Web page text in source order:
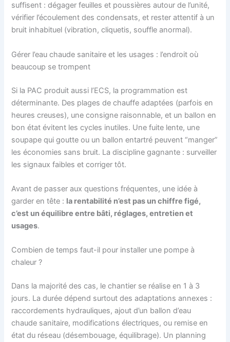
suffisent : dégager feuilles et poussières autour de l’unité,
vérifier l’écoulement des condensats, et rester attentif à un
bruit inhabituel (vibration, cliquetis, souffle anormal).
Gérer l’eau chaude sanitaire et les usages : l’endroit où
beaucoup se trompent
Si la PAC produit aussi l’ECS, la programmation est
déterminante. Des plages de chauffe adaptées (parfois en
heures creuses), une consigne raisonnable, et un ballon en
bon état évitent les cycles inutiles. Une fuite lente, une
soupape qui goutte ou un ballon entartré peuvent “manger”
les économies sans bruit. La discipline gagnante : surveiller
les signaux faibles et corriger tôt.
Avant de passer aux questions fréquentes, une idée à
garder en tête : la rentabilité n’est pas un chiffre figé,
c’est un équilibre entre bâti, réglages, entretien et
usages.
Combien de temps faut-il pour installer une pompe à
chaleur ?
Dans la majorité des cas, le chantier se réalise en 1 à 3
jours. La durée dépend surtout des adaptations annexes :
raccordements hydrauliques, ajout d’un ballon d’eau
chaude sanitaire, modifications électriques, ou remise en
état du réseau (désembouage, équilibrage). Un planning